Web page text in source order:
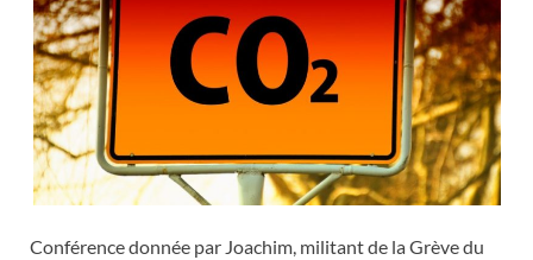
Conférence donnée par Joachim, militant de la Grève du